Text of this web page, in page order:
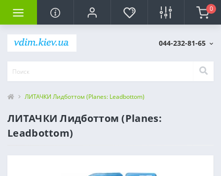
0
044-232-81-65
ЛИТАЧКИ Лидботтом (Planes: Leadbottom)
ЛИТАЧКИ Лидботтом (Planes:
Leadbottom)